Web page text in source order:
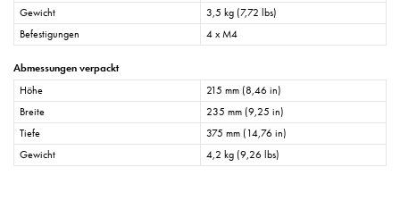
Gewicht
3,5 kg (7,72 lbs)
Befestigungen
4 x M4
Abmessungen verpackt
Höhe
215 mm (8,46 in)
Breite
235 mm (9,25 in)
Tiefe
375 mm (14,76 in)
Gewicht
4,2 kg (9,26 lbs)